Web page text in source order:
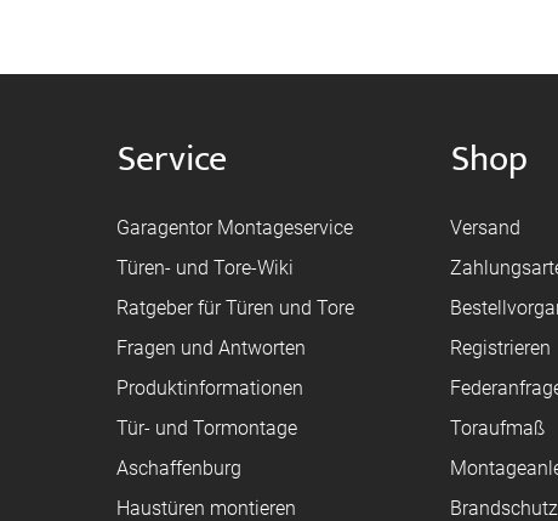
Service
Garagentor Montageservice
Türen- und Tore-Wiki
Ratgeber für Türen und Tore
Fragen und Antworten
Produktinformationen
Tür- und Tormontage
Aschaffenburg
Haustüren montieren
Shop
Versand
Registrieren
Toraufmaß